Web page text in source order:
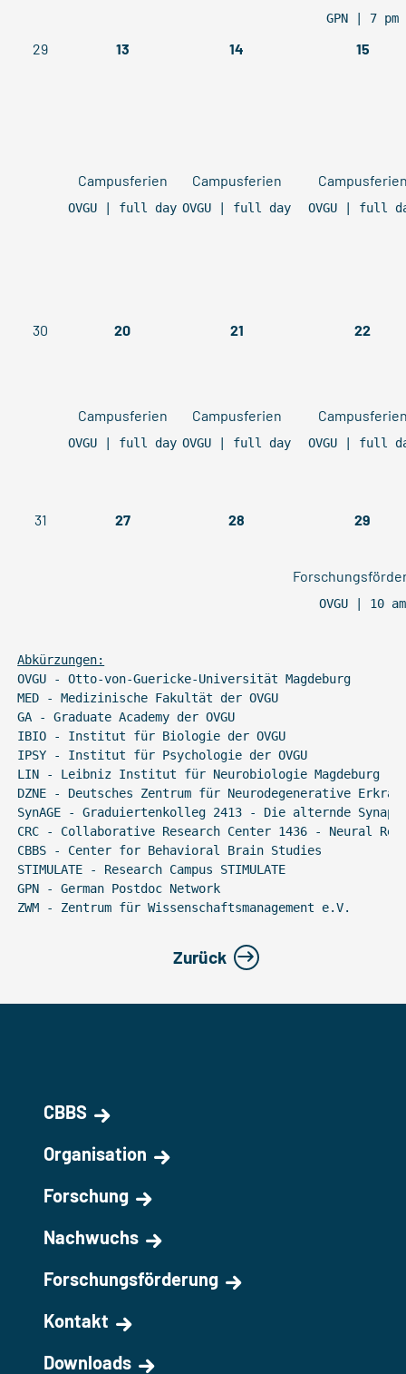
GPN | 7 pm
29 13 14 15
Campusferien
OVGU | full day
Campusferien
OVGU | full day OVGU | full
30 20 21 22
Campusferien
OVGU | full day
Campusferien
OVGU | full day OVGU | full
31 27 28 29
OVGU | 10 am
Abkürzungen:
OVGU - Otto-von-Guericke-Universität Magdeburg
MED - Medizinische Fakultät der OVGU
GA - Graduate Academy der OVGU
IBIO - Institut für Biologie der OVGU
IPSY - Institut für Psychologie der OVGU
LIN - Leibniz Institut für Neurobiologie Magdeburg
DZNE - Deutsches Zentrum für Neurodegenerative
SynAGE - Graduiertenkolleg 2413 - Die alternde
CRC - Collaborative Research Center 1436 - Neural
CBBS - Center for Behavioral Brain Studies
STIMULATE - Research Campus STIMULATE
GPN - German Postdoc Network
ZWM - Zentrum für Wissenschaftsmanagement e.V.
Zurück
CBBS
Organisation
Forschung
Nachwuchs
Forschungsförderung
Kontakt
Downloads